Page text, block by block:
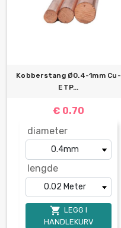
Kobberstang Ø0.4-1mm Cu-
ETP...
€ 0.70
diameter
lengde
 LEGG I
HANDLEKURV